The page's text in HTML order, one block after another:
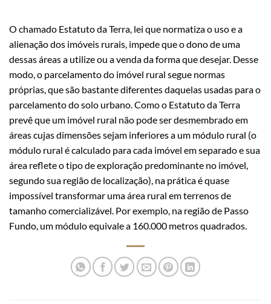
O chamado Estatuto da Terra, lei que normatiza o uso e a
alienação dos imóveis rurais, impede que o dono de uma
dessas áreas a utilize ou a venda da forma que desejar. Desse
modo, o parcelamento do imóvel rural segue normas
próprias, que são bastante diferentes daquelas usadas para o
parcelamento do solo urbano. Como o Estatuto da Terra
prevê que um imóvel rural não pode ser desmembrado em
áreas cujas dimensões sejam inferiores a um módulo rural (o
módulo rural é calculado para cada imóvel em separado e sua
área reflete o tipo de exploração predominante no imóvel,
segundo sua região de localização), na prática é quase
impossível transformar uma área rural em terrenos de
tamanho comercializável. Por exemplo, na região de Passo
Fundo, um módulo equivale a 160.000 metros quadrados.